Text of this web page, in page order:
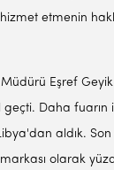
etmenin
Eşref Geyik
Daha fuarın
aldık.
olarak